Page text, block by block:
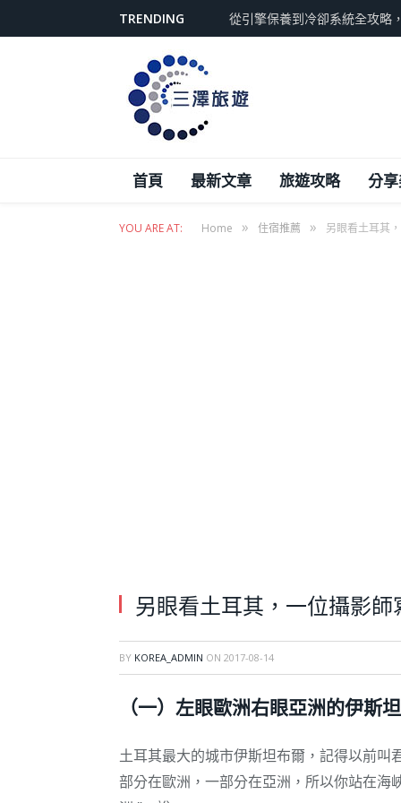
TRENDING 從引擎保養到冷卻系統全攻略
首頁 最新文章 旅遊攻略 分
YOU ARE AT: Home » 住宿推薦 » 另眼看土耳其
另眼看土耳其，一位攝影
BY KOREA_ADMIN ON 2017-08-14
（一）左眼歐洲右眼亞洲的伊斯
土耳其最大的城市伊斯坦布爾，記得以前
部分在歐洲，一部分在亞洲，所以你站在海